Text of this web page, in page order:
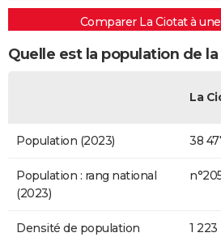
Comparer La Ciotat à
Quelle est la population de
La
Population (2023) 38
Population : rang national
(2023)
Densité de population
1 223